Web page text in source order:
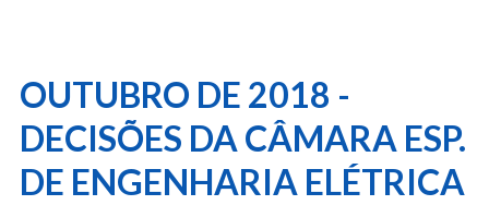
OUTUBRO DE 2018 -
DECISÕES DA CÂMARA ESP.
DE ENGENHARIA ELÉTRICA